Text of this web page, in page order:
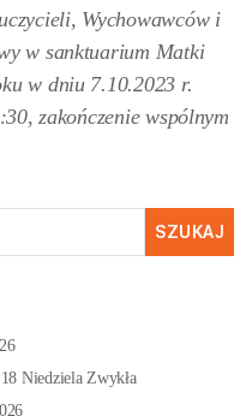
Wychowawców i
w sanktuarium Matki
w dniu 7.10.2023 r.
zakończenie wspólnym
Niedziela Zwykła